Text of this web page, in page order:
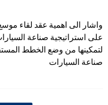
واشار الى اهمية عقد لقاء
على استراتيجية صناعة
لتمكينها من وضع الخطط
صناعة السيارات